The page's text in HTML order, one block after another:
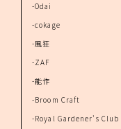
-Odai
-cokage
-風狂
-ZAF
-能作
-Broom Craft
-Royal Gardener's Club